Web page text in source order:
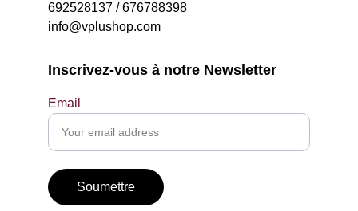
692528137 / 676788398
info@vplushop.com
Inscrivez-vous à notre Newsletter
Email
Soumettre